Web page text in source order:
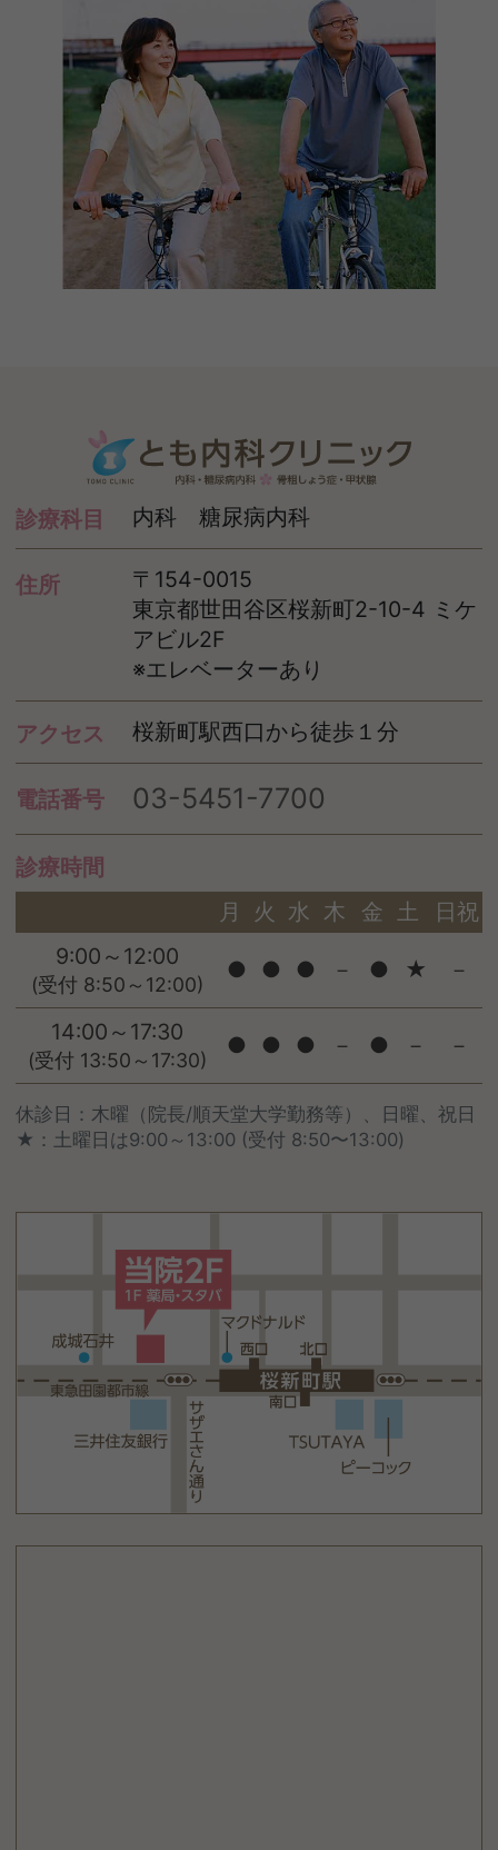
診療科目 内科 糖尿病内科
住所
〒154-0015
東京都世田谷区桜新町2-10-4 ミケ
アビル2F
※エレベーターあり
アクセス 桜新町駅西口から徒歩１分
電話番号 03-5451-7700
診療時間
休診日：木曜（院長/順天堂大学勤務等）、日曜、祝日
★：土曜日は9:00～13:00 (受付 8:50〜13:00)
月 火 水 木 金 土
日祝
9:00～12:00
(受付 8:50～12:00)
● ● ● － ● ★ －
14:00～17:30
(受付 13:50～17:30)
● ● ● － ● － －